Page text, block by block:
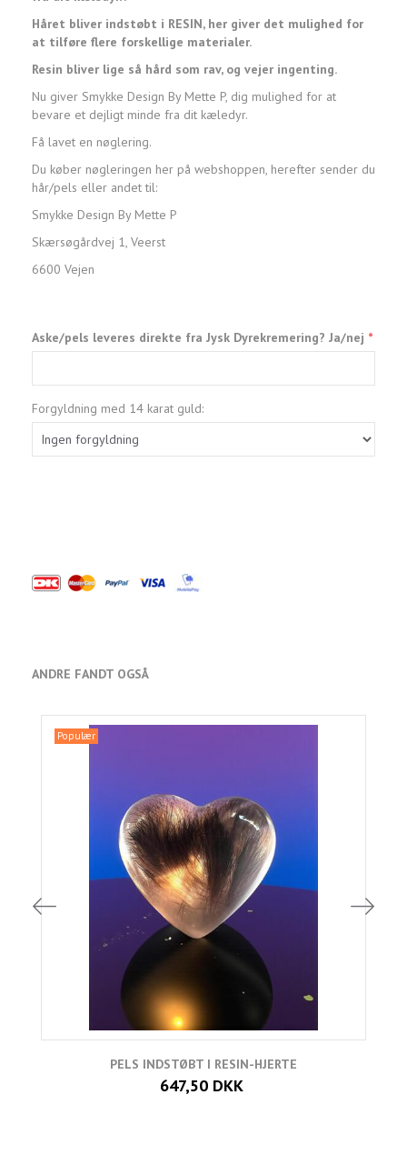
Håret bliver indstøbt i RESIN, her giver det mulighed for
at tilføre flere forskellige materialer.
Resin bliver lige så hård som rav, og vejer ingenting.
Nu giver Smykke Design By Mette P, dig mulighed for at
bevare et dejligt minde fra dit kæledyr.
Få lavet en nøglering.
Du køber nøgleringen her på webshoppen, herefter sender du
hår/pels eller andet til:
Smykke Design By Mette P
Skærsøgårdvej 1, Veerst
6600 Vejen
Aske/pels leveres direkte fra Jysk Dyrekremering? Ja/nej
Forgyldning med 14 karat guld:
ANDRE FANDT OGSÅ
Populær
PELS INDSTØBT I RESIN-HJERTE
647,50 DKK